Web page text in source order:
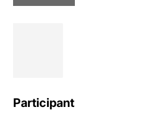
Participants